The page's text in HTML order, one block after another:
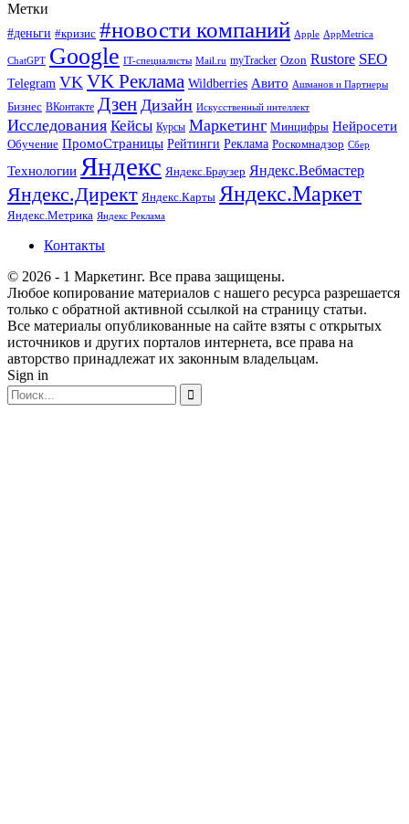
Метки
#деньги #кризис #новости компаний Apple AppMetrica
ChatGPT Google IT-специалисты Mail.ru myTracker Ozon Rustore SEO
Telegram VK VK Реклама Wildberries Авито Ашманов и Партнеры
Бизнес ВКонтакте Дзен Дизайн Искусственный интеллект
Исследования Кейсы Курсы Маркетинг Минцифры Нейросети
Обучение ПромоСтраницы Рейтинги Реклама Роскомнадзор Сбер
Технологии Яндекс Яндекс.Браузер Яндекс.Вебмастер
Яндекс.Директ Яндекс.Карты Яндекс.Маркет
Яндекс.Метрика Яндекс Реклама
Контакты
© 2026 - 1 Маркетинг. Все права защищены.
Любое копирование материалов с нашего ресурса разрешается
только с обратной активной ссылкой на страницу статьи.
Все материалы опубликованные на сайте взяты с открытых
источников и других порталов интернета, все права на
авторство принадлежат их законным владельцам.
Sign in